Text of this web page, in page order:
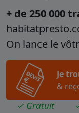
+ de 250 000
On lance le
Je
&
✓ Gratuit